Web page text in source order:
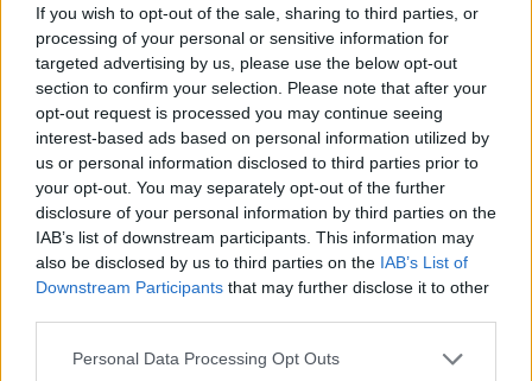
If you wish to opt-out of the sale, sharing to third parties, or
processing of your personal or sensitive information for
targeted advertising by us, please use the below opt-out
section to confirm your selection. Please note that after your
opt-out request is processed you may continue seeing
interest-based ads based on personal information utilized by
us or personal information disclosed to third parties prior to
your opt-out. You may separately opt-out of the further
disclosure of your personal information by third parties on the
IAB’s list of downstream participants. This information may
also be disclosed by us to third parties on the IAB’s List of
Downstream Participants that may further disclose it to other
Please note that this website/app uses one or more Google
Personal Data Processing Opt Outs
consumo de carne y productos de origen animal, o
adoptar un estilo de vida completamente
vegetariano, puede disminuir significativamente la
demanda que alimenta granjas industriales, a
menudo escenarios de explotación.
Un compromiso renovado
Cada pequeño gesto cuenta. El Día de los
Derechos de los Animalesrepresenta una
oportunidad importante para renovar nuestro
compromiso con el respeto y la protección de